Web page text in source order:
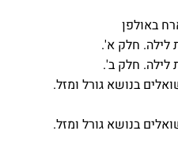
באולפן
לילה. חלק א'.
לילה. חלק ב'.
בנושא גורל ומזל.
בנושא גורל ומזל.